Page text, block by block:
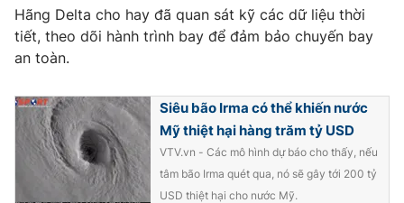
Giải sao mai
Làm đẹp
Chất lượng cuộc sống
Tuyển sinh
Học trực tuyến
Công nghệ
Sản phẩm
Thị trường
Giao lưu trực tuyến
Lịch phát sóng
Hãng Delta cho hay đã quan sát kỹ các dữ liệu thời
tiết, theo dõi hành trình bay để đảm bảo chuyến bay
an toàn.
Siêu bão Irma có thể khiến nước
Mỹ thiệt hại hàng trăm tỷ USD
VTV.vn - Các mô hình dự báo cho thấy, nếu
tâm bão Irma quét qua, nó sẽ gây tới 200 tỷ
USD thiệt hại cho nước Mỹ.